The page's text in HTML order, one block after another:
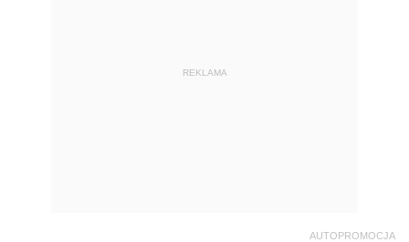
REKLAMA
AUTOPROMOCJA